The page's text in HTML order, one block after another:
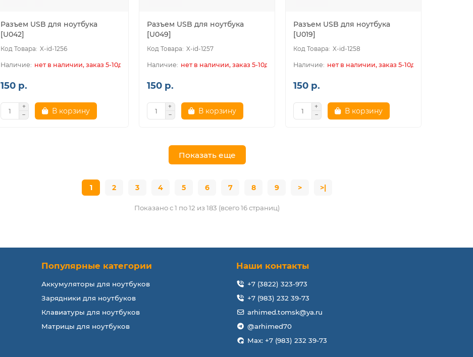
Разъем USB для ноутбука
[U042]
X-id-1256
нет в наличии, заказ 5-10дн.
150 р.
В корзину
Разъем USB для ноутбука
[U049]
X-id-1257
нет в наличии, заказ 5-10дн.
150 р.
В корзину
Разъем USB для ноутбука
[U019]
X-id-1258
нет в наличии, заказ 5-10дн.
150 р.
В корзину
Показать еще
1 2 3 4 5 6 7 8 9 > >|
Показано с 1 по 12 из 183 (всего 16 страниц)
Популярные категории
Аккумуляторы для ноутбуков
Зарядники для ноутбуков
Клавиатуры для ноутбуков
Матрицы для ноутбуков
Наши контакты
+7 (3822) 323-973
+7 (983) 232 39-73
arhimed.tomsk@ya.ru
@arhimed70
Max: +7 (983) 232 39-73